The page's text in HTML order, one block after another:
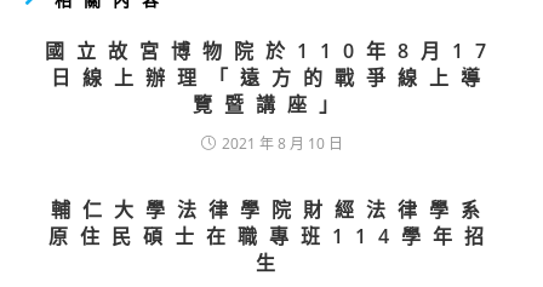
國立故宮博物院於110年8月17
日線上辦理「遠方的戰爭線上導
覽暨講座」
2021 年 8 月 10 日
輔仁大學法律學院財經法律學系
原住民碩士在職專班114學年招
生